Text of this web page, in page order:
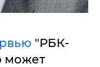
"РБК-
может